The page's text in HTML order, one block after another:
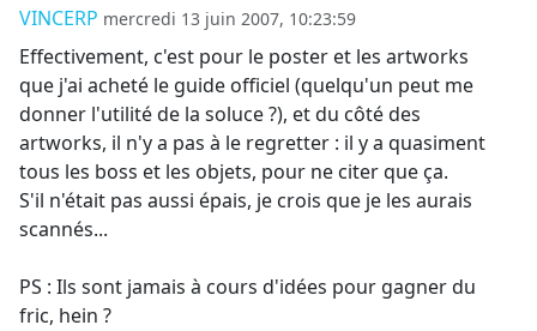
VINCERP mercredi 13 juin 2007, 10:23:59
Effectivement, c'est pour le poster et les artworks
que j'ai acheté le guide officiel (quelqu'un peut me
donner l'utilité de la soluce ?), et du côté des
artworks, il n'y a pas à le regretter : il y a quasiment
tous les boss et les objets, pour ne citer que ça.
S'il n'était pas aussi épais, je crois que je les aurais
scannés...
PS : Ils sont jamais à cours d'idées pour gagner du
fric, hein ?